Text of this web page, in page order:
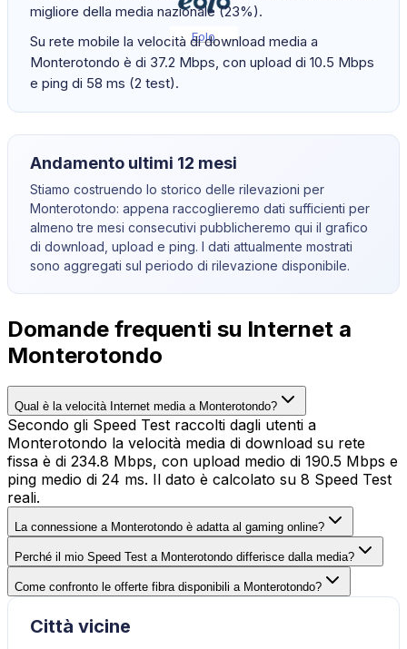
Eolo
migliore della media nazionale (23%).
Su rete mobile la velocità di download media a
Monterotondo è di 37.2 Mbps, con upload di 10.5 Mbps
e ping di 58 ms (2 test).
Andamento ultimi 12 mesi
Stiamo costruendo lo storico delle rilevazioni per
Monterotondo: appena raccoglieremo dati sufficienti per
almeno tre mesi consecutivi pubblicheremo qui il grafico
di download, upload e ping. I dati attualmente mostrati
sono aggregati sul periodo di rilevazione disponibile.
Domande frequenti su Internet a
Monterotondo
Qual è la velocità Internet media a Monterotondo?
Secondo gli Speed Test raccolti dagli utenti a
Monterotondo la velocità media di download su rete
fissa è di 234.8 Mbps, con upload medio di 190.5 Mbps e
ping medio di 24 ms. Il dato è calcolato su 8 Speed Test
reali.
La connessione a Monterotondo è adatta al gaming online?
Perché il mio Speed Test a Monterotondo differisce dalla media?
Come confronto le offerte fibra disponibili a Monterotondo?
Città vicine